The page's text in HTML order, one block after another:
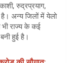
रुद्रप्रयाग,
अन्य जिलों में येलो
राज्य के कई
हुई है।